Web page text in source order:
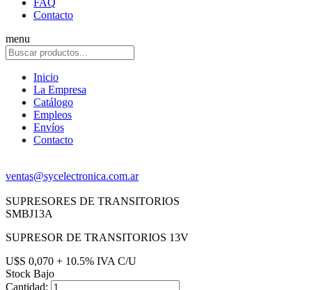
FAQ
Contacto
menu
Inicio
La Empresa
Catálogo
Empleos
Envíos
Contacto
ventas@sycelectronica.com.ar
SUPRESORES DE TRANSITORIOS
SMBJ13A
SUPRESOR DE TRANSITORIOS 13V
U$S 0,070 + 10.5% IVA C/U
Stock Bajo
Cantidad: